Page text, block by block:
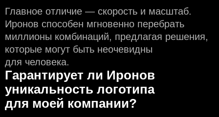
Главное отличие — скорость и масштаб.
Иронов способен мгновенно перебрать
миллионы комбинаций, предлагая решения,
которые могут быть неочевидны
для человека.
Гарантирует ли Иронов
уникальность логотипа
для моей компании?